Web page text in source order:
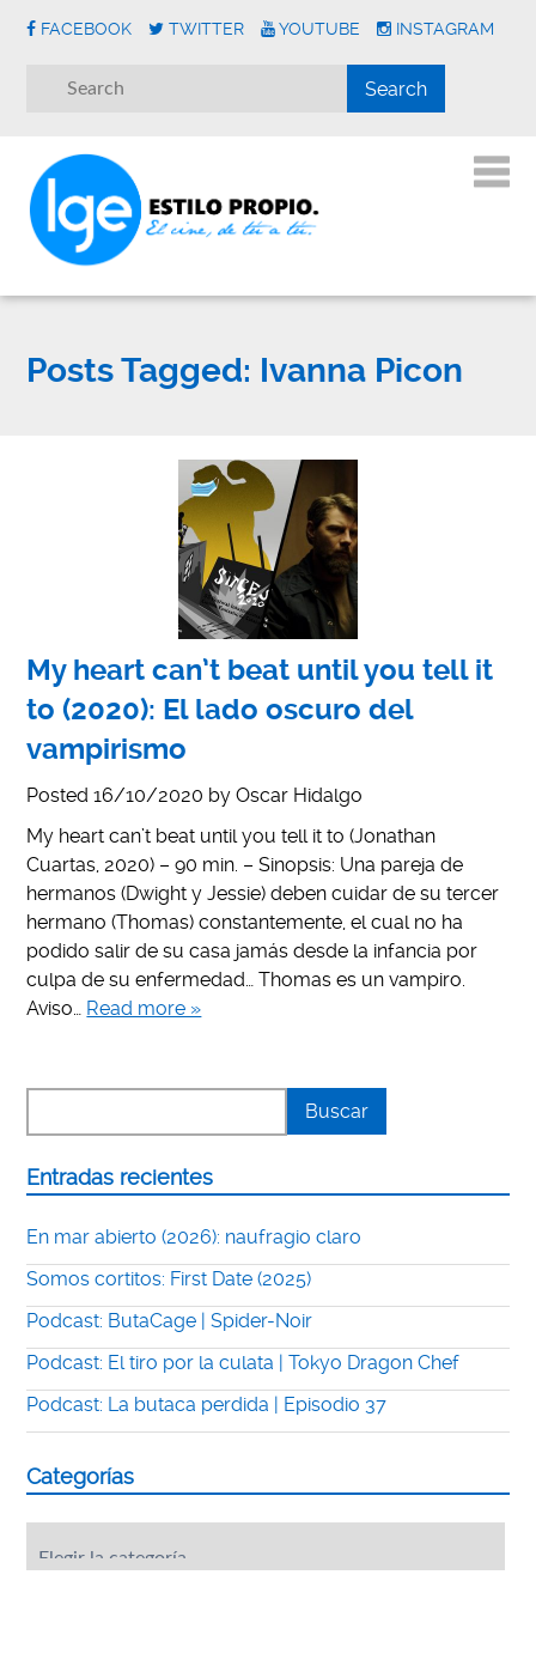
FACEBOOK TWITTER YOUTUBE INSTAGRAM
Posts Tagged: Ivanna Picon
My heart can’t beat until you tell it
to (2020): El lado oscuro del
vampirismo
Posted16/10/2020 byOscar Hidalgo
My heart can’t beat until you tell it to (Jonathan
Cuartas, 2020) – 90 min. – Sinopsis: Una pareja de
hermanos (Dwight y Jessie) deben cuidar de su tercer
hermano (Thomas) constantemente, el cual no ha
podido salir de su casa jamás desde la infancia por
culpa de su enfermedad… Thomas es un vampiro.
Aviso… Read more »
Entradas recientes
En mar abierto (2026): naufragio claro
Somos cortitos: First Date (2025)
Podcast: ButaCage | Spider-Noir
Podcast: El tiro por la culata | Tokyo Dragon Chef
Podcast: La butaca perdida | Episodio 37
Categorías